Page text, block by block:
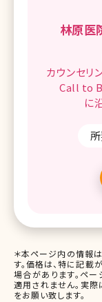
林原医
カウンセリ
Call to
に
＊本ページ内の情報
す。価格は、特に記載
場合があります。ペ
適用されません。実
をお願い致します。